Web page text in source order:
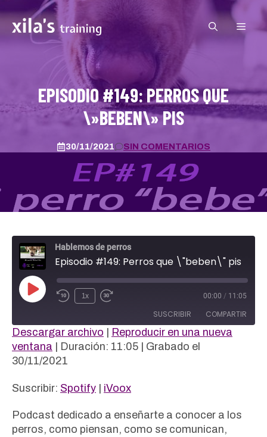
al
contenido
EPISODIO #149: PERROS QUE
\»BEBEN\» PIS
30/11/2021 SIN COMENTARIOS
Hablemos de perros
Episodio #149: Perros que \"beben\" pis
Reproducir1x 00:00 / 11:05
SUSCRIBIR COMPARTIR
Spotify iVoox
COMPAR
TIR
INCRUST
Descargar archivo
Reproducir en una nueva
ventana
Duración: 11:05
Grabado el
30/11/2021
Suscribir: Spotify | iVoox
Podcast dedicado a enseñarte a conocer a los
perros, como piensan, como se comunican,